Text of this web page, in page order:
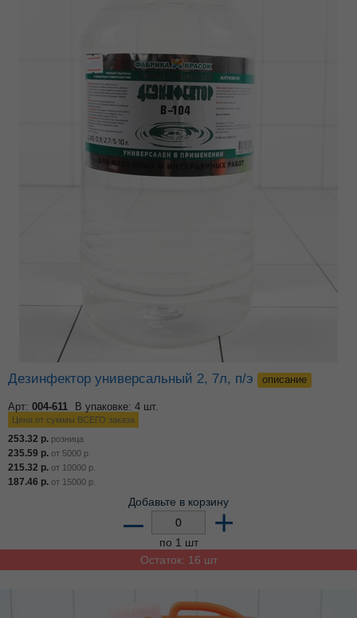
Дезинфектор универсальный 2, 7л, п/э описание
Арт: 004-611 В упаковке: 4 шт.
Цена от суммы ВСЕГО заказа
253.32 р. розница
235.59 р. от 5000 р.
215.32 р. от 10000 р.
187.46 р. от 15000 р.
Добавьте в корзину
– +
по 1 шт
Остаток: 16 шт